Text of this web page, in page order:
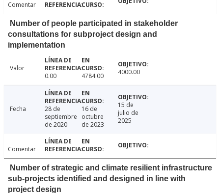
Comentar
Number of people participated in stakeholder
consultations for subproject design and
implementation
Valor
0.00
4784.00 4000.00
Fecha
28 de
septiembre
de 2020
16 de
octubre
de 2023
15 de
julio de
2025
Comentar
Number of strategic and climate resilient infrastructure
sub-projects identified and designed in line with
project design